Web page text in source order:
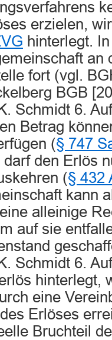
erzielen,
hinterlegt.
an
fort (vgl.
BGB
Schmidt 6.
Betrag
(§ 747
den Erlös
(§ 432
kann
alleinige
auf sie
Schmidt 6.
hinterlegt,
eine
Erlöses
Bruchteil